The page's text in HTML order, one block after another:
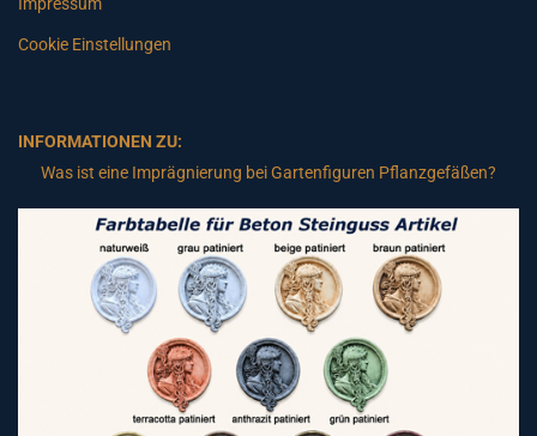
Cookie Einstellungen
INFORMATIONEN ZU:
Was ist eine Imprägnierung bei Gartenfiguren Pflanzgefäßen?